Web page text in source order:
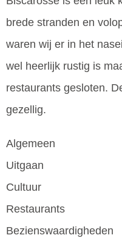
brede stranden en
waren wij er in het
wel heerlijk rustig is
restaurants gesloten.
gezellig.
Algemeen
Uitgaan
Cultuur
Restaurants
Bezienswaardigheden